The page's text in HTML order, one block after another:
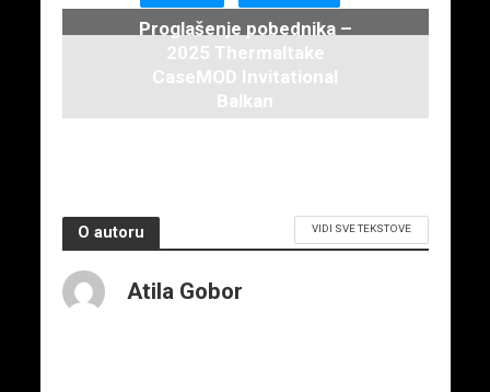
Proglašenje pobednika –
2025 Thermaltake
CaseMOD Invitational
Balkan
O autoru VIDI SVE TEKSTOVE
Atila Gobor